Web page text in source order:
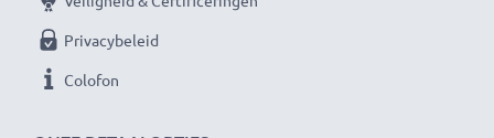
Privacybeleid
Colofon